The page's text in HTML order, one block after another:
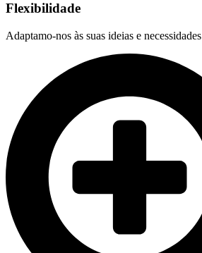
Flexibilidade
Adaptamo-nos às suas ideias e necessidades